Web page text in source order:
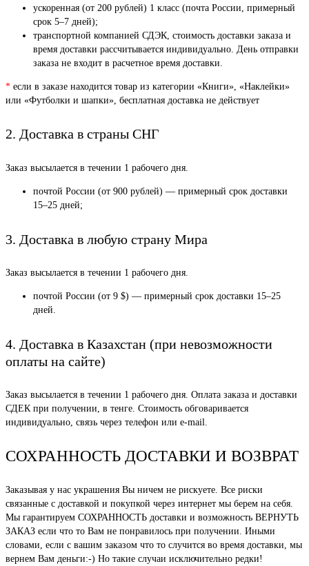
ускоренная (от 200 рублей) 1 класс (почта России, примерный
срок 5–7 дней);
транспортной компанией СДЭК, стоимость доставки заказа и
время доставки рассчитывается индивидуально. День отправки
заказа не входит в расчетное время доставки.
* если в заказе находится товар из категории «Книги», «Наклейки»
или «Футболки и шапки», бесплатная доставка не действует
2. Доставка в страны СНГ
Заказ высылается в течении 1 рабочего дня.
почтой России (от 900 рублей) — примерный срок доставки
15–25 дней;
3. Доставка в любую страну Мира
Заказ высылается в течении 1 рабочего дня.
почтой России (от 9 $) — примерный срок доставки 15–25
дней.
4. Доставка в Казахстан (при невозможности
оплаты на сайте)
Заказ высылается в течении 1 рабочего дня. Оплата заказа и доставки
СДЕК при получении, в тенге. Стоимость обговаривается
индивидуально, связь через телефон или e-mail.
СОХРАННОСТЬ ДОСТАВКИ И ВОЗВРАТ
Заказывая у нас украшения Вы ничем не рискуете. Все риски
связанные с доставкой и покупкой через интернет мы берем на себя.
Мы гарантируем СОХРАННОСТЬ доставки и возможность ВЕРНУТЬ
ЗАКАЗ если что то Вам не понравилось при получении. Иными
словами, если с вашим заказом что то случится во время доставки, мы
вернем Вам деньги:-) Но такие случаи исключительно редки!